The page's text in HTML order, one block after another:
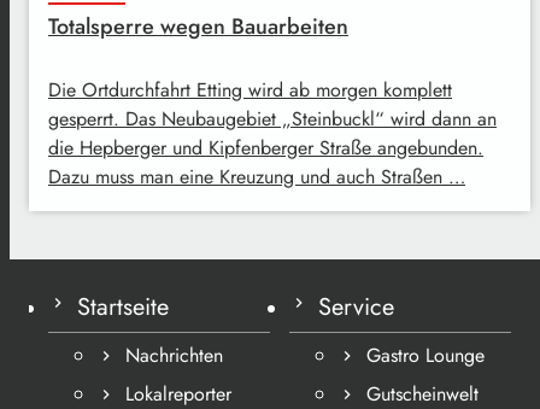
Totalsperre wegen Bauarbeiten
Die Ortdurchfahrt Etting wird ab morgen komplett
gesperrt. Das Neubaugebiet „Steinbuckl“ wird dann an
die Hepberger und Kipfenberger Straße angebunden.
Dazu muss man eine Kreuzung und auch Straßen …
Startseite
Nachrichten
Lokalreporter
Service
Gastro Lounge
Gutscheinwelt